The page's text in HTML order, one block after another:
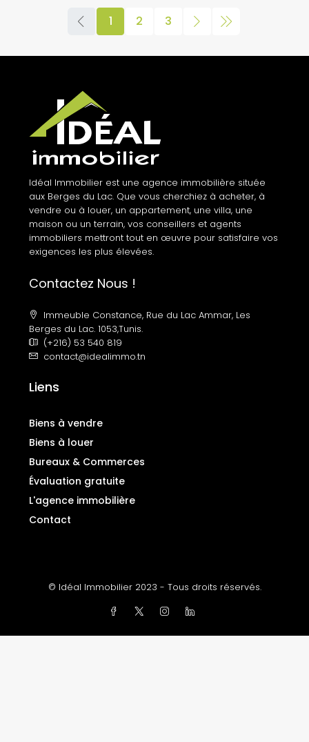
1 2 3
Idéal Immobilier est une agence immobilière située
aux Berges du Lac. Que vous cherchiez à acheter, à
vendre ou à louer, un appartement, une villa, une
maison ou un terrain, vos conseillers et agents
immobiliers mettront tout en œuvre pour satisfaire vos
exigences les plus élevées.
Contactez Nous !
Immeuble Constance, Rue du Lac Ammar, Les
Berges du Lac. 1053,Tunis.
(+216) 53 540 819
contact@idealimmo.tn
Liens
Biens à vendre
Biens à louer
Bureaux & Commerces
Évaluation gratuite
L'agence immobilière
Contact
© Idéal Immobilier 2023 - Tous droits réservés.